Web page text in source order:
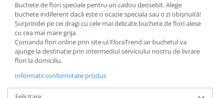
Buchete de flori speciale pentru un cadou deosebit. Alege
buchete indiferent dacă este o ocazie speciala sau o zi obișnuită!
Surprindei pe cei dragi cu cele mai delicate buchete de flori alese
cu cea mai mare grija.
Comanda flori online prin site-ul FloraTrend iar buchetul va
ajunge la destinație prin intermediul serviciului nostru de livrare
flori la domiciliu.
Informatii conformitate produs